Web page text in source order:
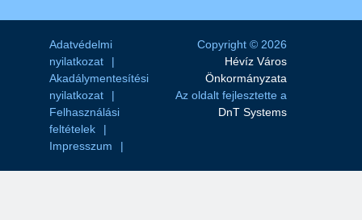
Adatvédelmi
nyilatkozat
Akadálymentesítési
nyilatkozat
Felhasználási
feltételek
Impresszum
Copyright © 2026
Hévíz Város
Önkormányzata
Az oldalt fejlesztette a
DnT Systems